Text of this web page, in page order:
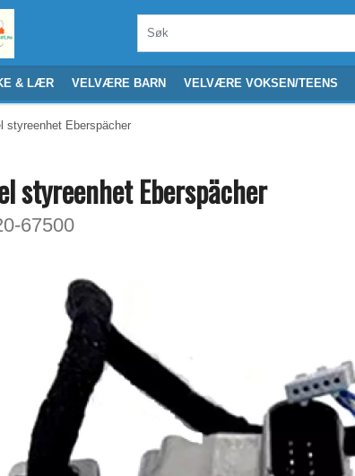
& LÆR VELVÆRE BARN VELVÆRE VOKSEN/TEENS
styreenhet Eberspächer
styreenhet Eberspächer
67500